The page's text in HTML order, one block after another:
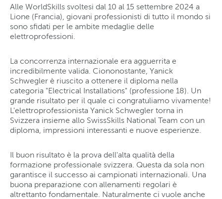
Alle WorldSkills svoltesi dal 10 al 15 settembre 2024 a
Lione (Francia), giovani professionisti di tutto il mondo si
sono sfidati per le ambite medaglie delle
elettroprofessioni.
La concorrenza internazionale era agguerrita e
incredibilmente valida. Ciononostante, Yanick
Schwegler è riuscito a ottenere il diploma nella
categoria "Electrical Installations" (professione 18). Un
grande risultato per il quale ci congratuliamo vivamente!
L'elettroprofessionista Yanick Schwegler torna in
Svizzera insieme allo SwissSkills National Team con un
diploma, impressioni interessanti e nuove esperienze.
Il buon risultato è la prova dell'alta qualità della
formazione professionale svizzera. Questa da sola non
garantisce il successo ai campionati internazionali. Una
buona preparazione con allenamenti regolari è
altrettanto fondamentale. Naturalmente ci vuole anche